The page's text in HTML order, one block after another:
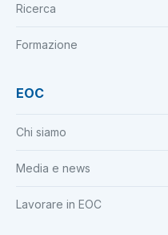
Ricerca
Formazione
EOC
Chi siamo
Media e news
Lavorare in EOC